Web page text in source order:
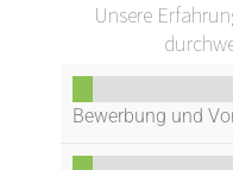
Unsere
Bewerbung und